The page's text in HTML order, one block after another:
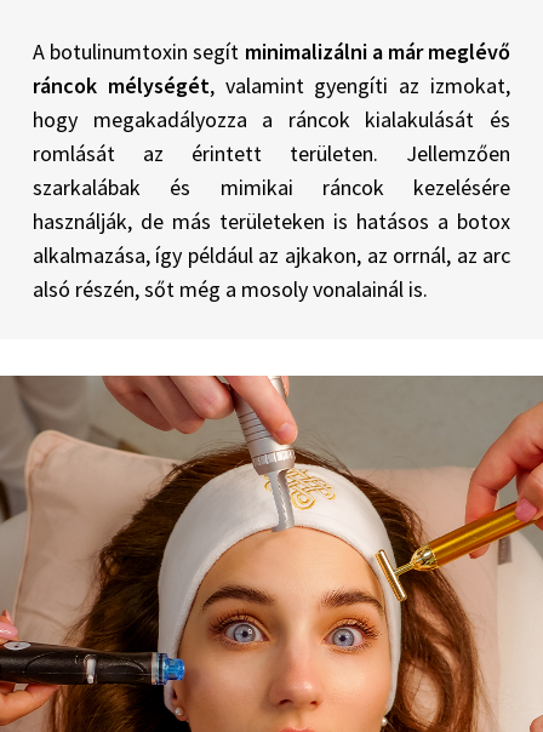
A botulinumtoxin segít minimalizálni a már meglévő
ráncok mélységét, valamint gyengíti az izmokat,
hogy megakadályozza a ráncok kialakulását és
romlását az érintett területen. Jellemzően
szarkalábak és mimikai ráncok kezelésére
használják, de más területeken is hatásos a botox
alkalmazása, így például az ajkakon, az orrnál, az arc
alsó részén, sőt még a mosoly vonalainál is.